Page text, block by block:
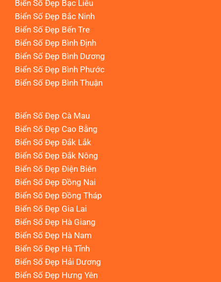
Biển Số Đẹp Bạc Liêu
Biển Số Đẹp Bắc Ninh
Biển Số Đẹp Bến Tre
Biển Số Đẹp Bình Định
Biển Số Đẹp Bình Dương
Biển Số Đẹp Bình Phước
Biển Số Đẹp Bình Thuận
Biển Số Đẹp Cà Mau
Biển Số Đẹp Cao Bằng
Biển Số Đẹp Đắk Lắk
Biển Số Đẹp Đắk Nông
Biển Số Đẹp Điện Biên
Biển Số Đẹp Đồng Nai
Biển Số Đẹp Đồng Tháp
Biển Số Đẹp Gia Lai
Biển Số Đẹp Hà Giang
Biển Số Đẹp Hà Nam
Biển Số Đẹp Hà Tĩnh
Biển Số Đẹp Hải Dương
Biển Số Đẹp Hưng Yên